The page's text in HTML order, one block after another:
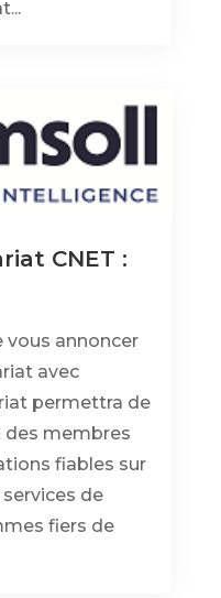
CNET :
vous annoncer
avec
permettra de
membres
fiables sur
de
fiers de